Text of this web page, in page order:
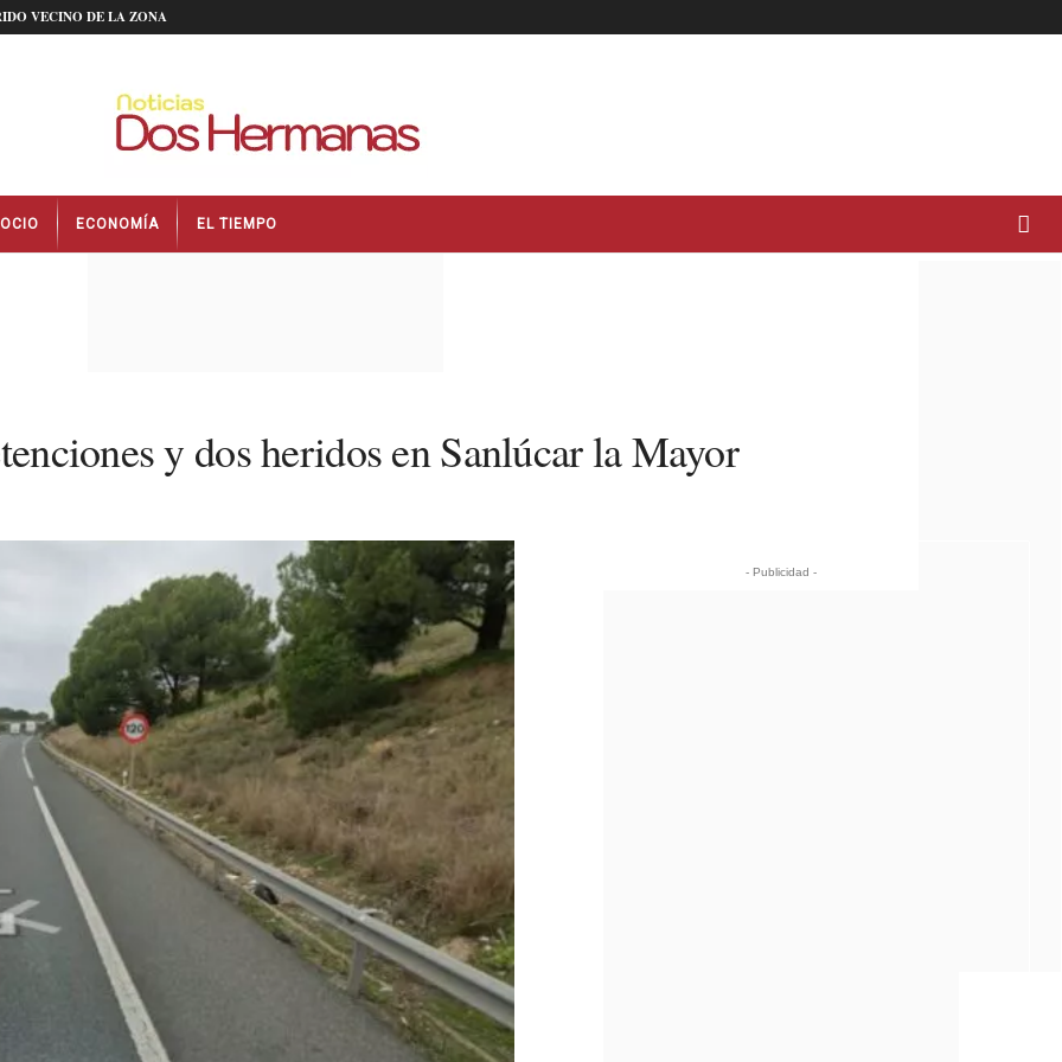
VECINO DE LA ZONA
OCIO ECONOMÍA EL TIEMPO
y dos heridos en Sanlúcar la Mayor
- Publicidad -